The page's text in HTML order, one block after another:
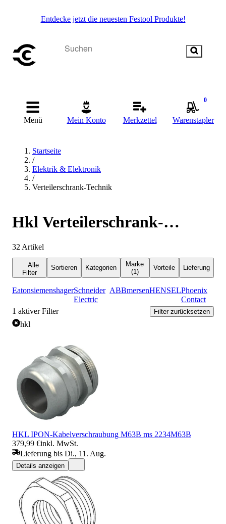
Entdecke jetzt die neuesten Festool Produkte!
Menü Mein Konto Merkzettel
0
Warenstapler
Startseite
/
Elektrik & Elektronik
/
Verteilerschrank-Technik
Hkl Verteilerschrank-
Technik
32 Artikel
Alle
Filter
Sortieren Kategorien
Marke
(1)
Vorteile Lieferung
EatonsiemenshagerSchneider
Electric
ABBmersenHENSELPhoenix
Contact
1 aktiver Filter Filter zurücksetzen
hkl
HKL IPON-Kabelverschraubung M63B ms 2234M63B
379,99 €inkl. MwSt.
Lieferung bis Di., 11. Aug.
Details anzeigen